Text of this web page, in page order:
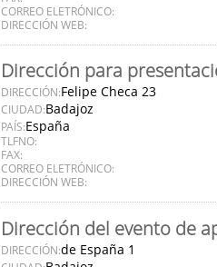
CORREO ELETRÓNICO:
DIRECCIÓN WEB:
Dirección para
DIRECCIÓN:Felipe Checa 23
CIUDAD:Badajoz
PAÍS:España
TLFNO:
FAX:
CORREO ELETRÓNICO:
DIRECCIÓN WEB:
Dirección del evento de
DIRECCIÓN:de España 1